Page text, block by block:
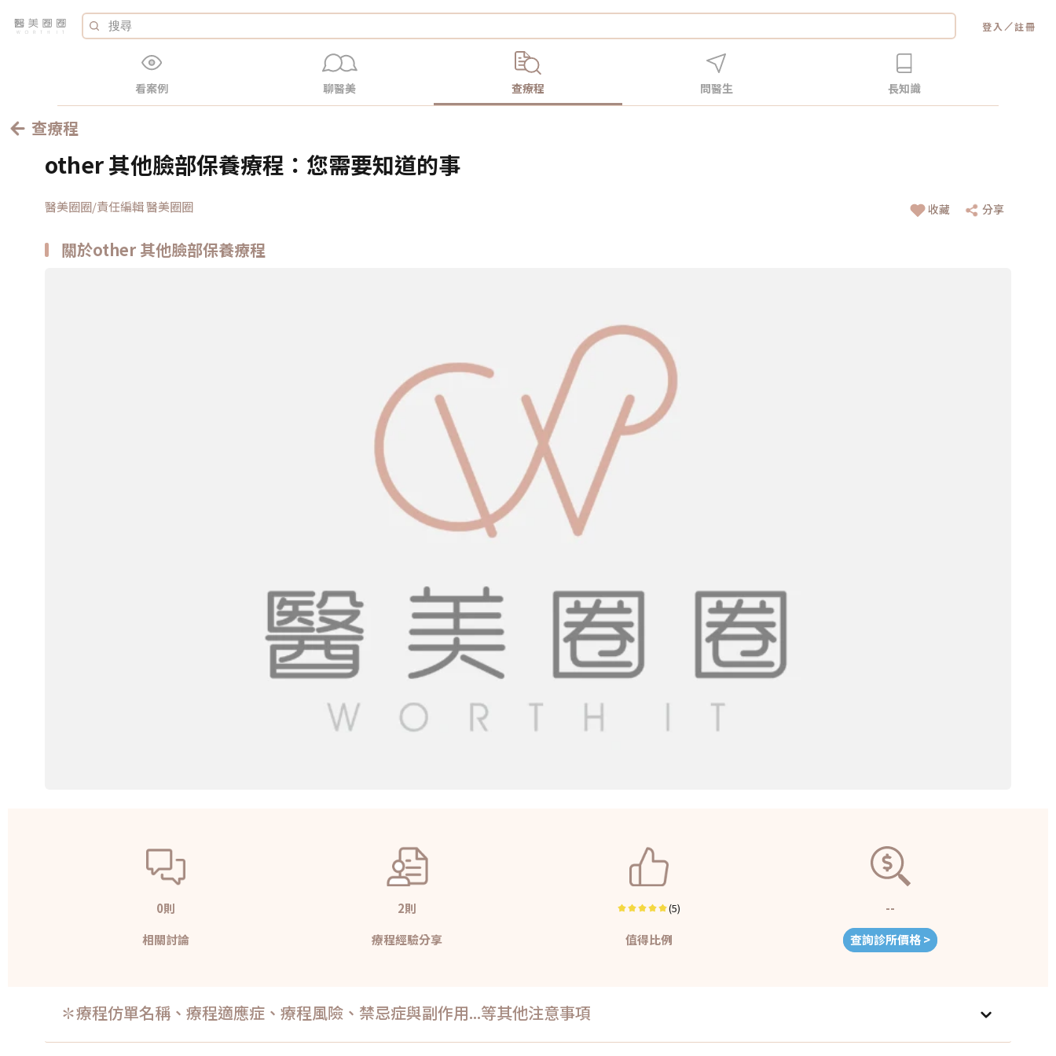
登入 ／註冊
看案例 聊醫美 查療程 問醫生 長知識
查療程
other 其他臉部保養療程：您需要知道的事
醫美圈圈/責任編輯 醫美圈圈 收藏 分享
關於other 其他臉部保養療程
0則
相關討論
2則
療程經驗分享
(5)
值得比例
--
查詢診所價格 >
✽療程仿單名稱、療程適應症、療程風險、禁忌症與副作用...等其他注意事項